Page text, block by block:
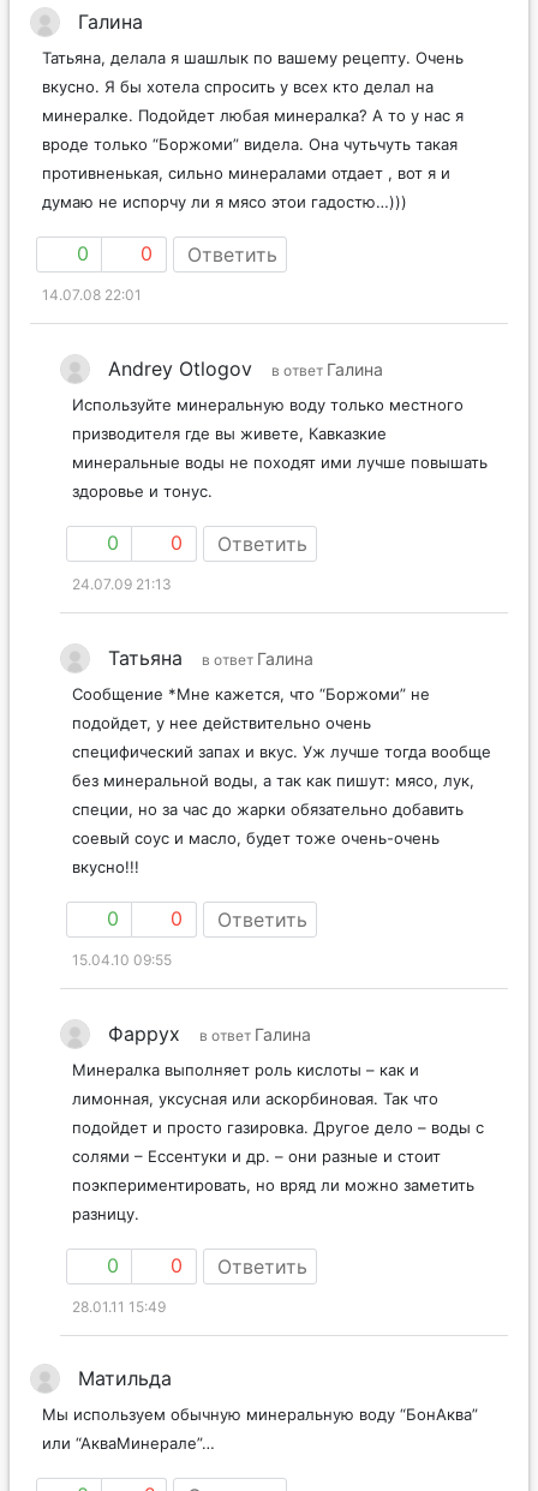
Галина
Татьяна, делала я шашлык по вашему рецепту. Очень
вкусно. Я бы хотела спросить у всех кто делал на
минералке. Подойдет любая минералка? А то у нас я
вроде только “Боржоми” видела. Она чутьчуть такая
противненькая, сильно минералами отдает , вот я и
думаю не испорчу ли я мясо этои гадостю…)))
0 0 Ответить
14.07.08 22:01
Andrey Otlogov в ответ Галина
Используйте минеральную воду только местного
призводителя где вы живете, Кавказкие
минеральные воды не походят ими лучше повышать
здоровье и тонус.
0 0 Ответить
24.07.09 21:13
Татьяна в ответ Галина
Сообщение *Мне кажется, что “Боржоми” не
подойдет, у нее действительно очень
специфический запах и вкус. Уж лучше тогда вообще
без минеральной воды, а так как пишут: мясо, лук,
специи, но за час до жарки обязательно добавить
соевый соус и масло, будет тоже очень-очень
вкусно!!!
0 0 Ответить
15.04.10 09:55
Фаррух в ответ Галина
Минералка выполняет роль кислоты – как и
лимонная, уксусная или аскорбиновая. Так что
подойдет и просто газировка. Другое дело – воды с
солями – Ессентуки и др. – они разные и стоит
поэкпериментировать, но вряд ли можно заметить
разницу.
0 0 Ответить
28.01.11 15:49
Матильда
Мы используем обычную минеральную воду “БонАква”
или “АкваМинерале”…